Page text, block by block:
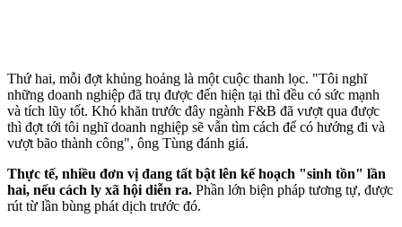
Thứ hai, mỗi đợt khủng hoảng là một cuộc thanh lọc. "Tôi nghĩ
những doanh nghiệp đã trụ được đến hiện tại thì đều có sức mạnh
và tích lũy tốt. Khó khăn trước đây ngành F&B đã vượt qua được
thì đợt tới tôi nghĩ doanh nghiệp sẽ vẫn tìm cách để có hướng đi và
vượt bão thành công", ông Tùng đánh giá.
Thực tế, nhiều đơn vị đang tất bật lên kế hoạch "sinh tồn" lần
hai, nếu cách ly xã hội diễn ra. Phần lớn biện pháp tương tự, được
rút từ lần bùng phát dịch trước đó.